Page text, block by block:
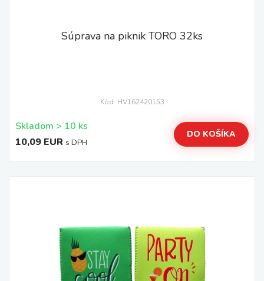
Súprava na piknik TORO 32ks
Kód: HV162420153
Skladom > 10 ks
10,09 EUR s DPH
DO KOŠÍKA